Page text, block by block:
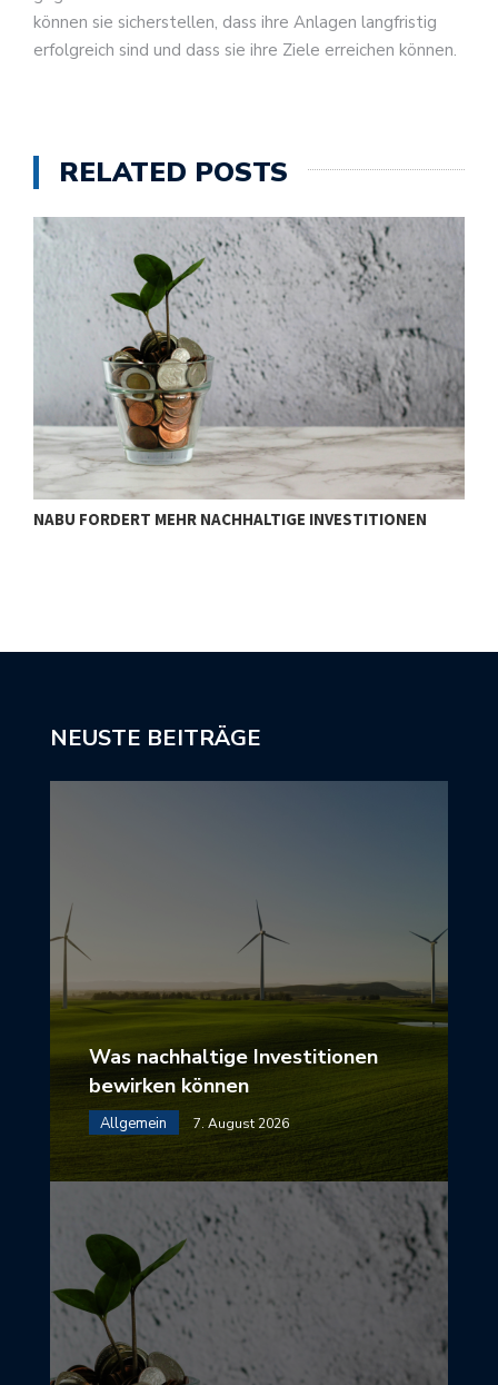
können sie sicherstellen, dass ihre Anlagen langfristig
erfolgreich sind und dass sie ihre Ziele erreichen können.
RELATED POSTS
NABU FORDERT MEHR NACHHALTIGE INVESTITIONEN
NEUSTE BEITRÄGE
Was nachhaltige Investitionen
bewirken können
Allgemein 7. August 2026